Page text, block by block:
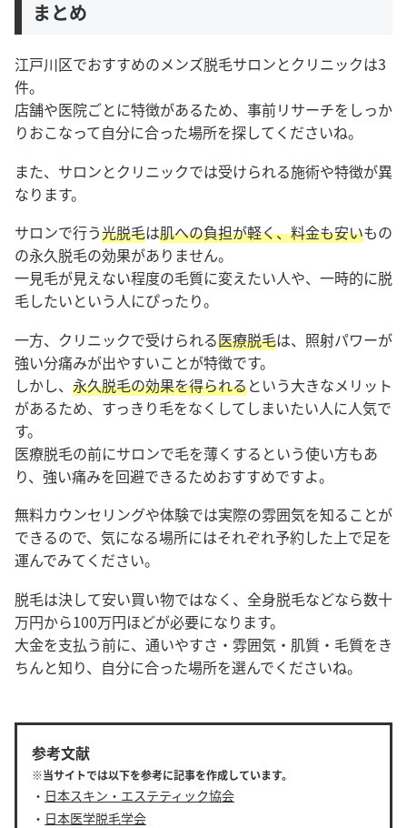
まとめ
江戸川区でおすすめのメンズ脱毛サロンとクリニックは3
件。
店舗や医院ごとに特徴があるため、事前リサーチをしっか
りおこなって自分に合った場所を探してくださいね。
また、サロンとクリニックでは受けられる施術や特徴が異
なります。
サロンで行う光脱毛は肌への負担が軽く、料金も安いもの
の永久脱毛の効果がありません。
一見毛が見えない程度の毛質に変えたい人や、一時的に脱
毛したいという人にぴったり。
一方、クリニックで受けられる医療脱毛は、照射パワーが
強い分痛みが出やすいことが特徴です。
しかし、 永久脱毛の効果を得られるという大きなメリット
があるため、すっきり毛をなくしてしまいたい人に人気で
す。
医療脱毛の前にサロンで毛を薄くするという使い方もあ
り、強い痛みを回避できるためおすすめですよ。
無料カウンセリングや体験では実際の雰囲気を知ることが
できるので、気になる場所にはそれぞれ予約した上で足を
運んでみてください。
脱毛は決して安い買い物ではなく、全身脱毛などなら数十
万円から100万円ほどが必要になります。
大金を支払う前に、通いやすさ・雰囲気・肌質・毛質をき
ちんと知り、自分に合った場所を選んでくださいね。
参考文献
※当サイトでは以下を参考に記事を作成しています。
・ 日本スキン・エステティック協会
・ 日本医学脱毛学会